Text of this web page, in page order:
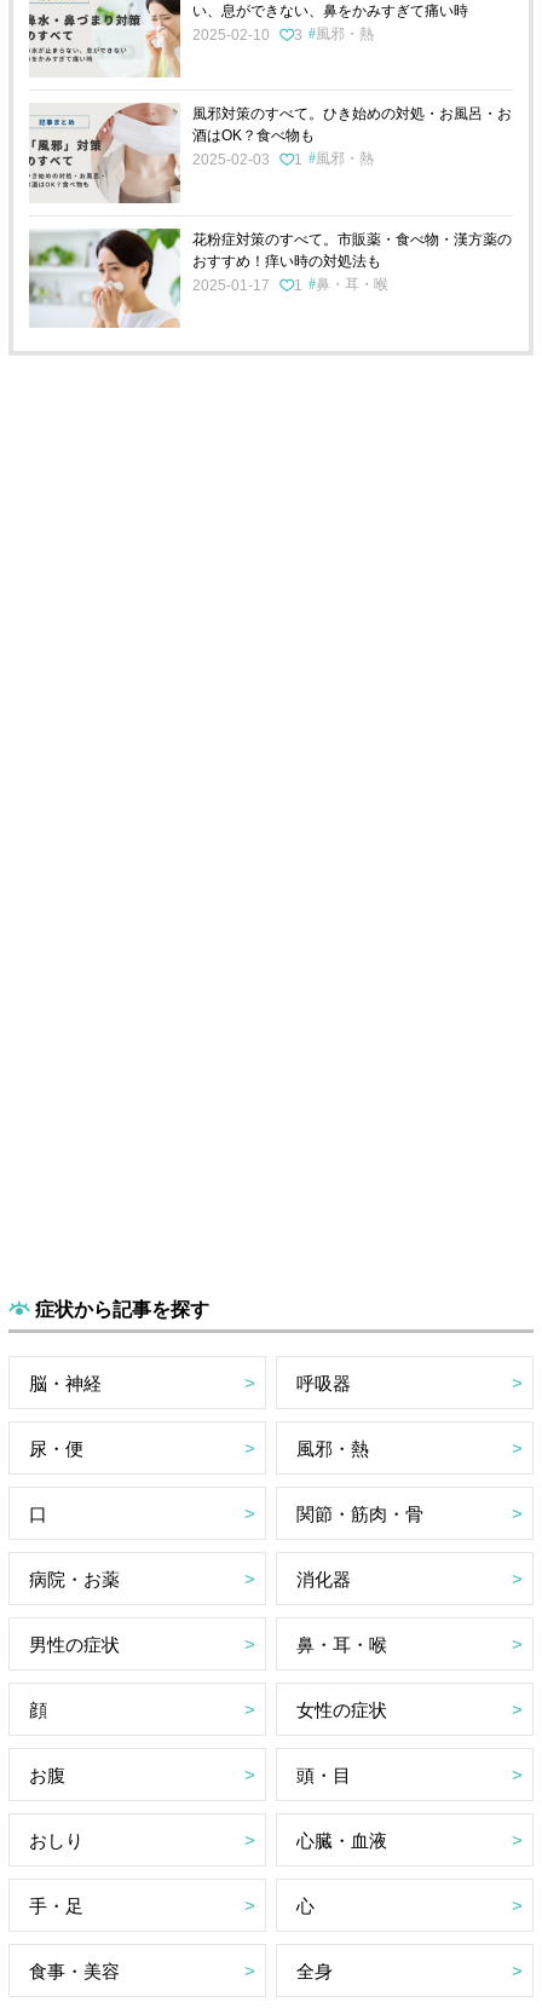
い、息ができない、鼻をかみすぎて痛い時
2025-02-10
3 風邪・熱
風邪対策のすべて。ひき始めの対処・お風呂・お
酒はOK？食べ物も
2025-02-03
1 風邪・熱
花粉症対策のすべて。市販薬・食べ物・漢方薬の
おすすめ！痒い時の対処法も
2025-01-17
1 鼻・耳・喉
症状から記事を探す
脳・神経 呼吸器
尿・便 風邪・熱
口 関節・筋肉・骨
病院・お薬 消化器
男性の症状 鼻・耳・喉
顔 女性の症状
お腹 頭・目
おしり 心臓・血液
手・足 心
食事・美容 全身